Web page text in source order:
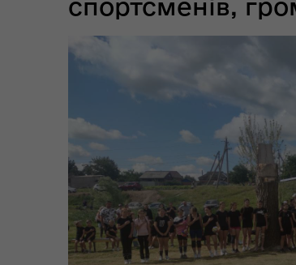
Регіональне представництво
Уповноваженого Верховної
Ради України з прав людини у
Полтавській області
спортсменів,